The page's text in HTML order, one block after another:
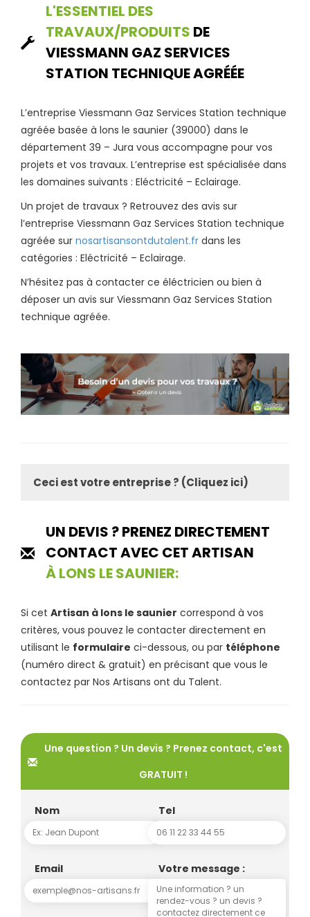
L'ESSENTIEL DES
TRAVAUX/PRODUITS DE
VIESSMANN GAZ SERVICES
STATION TECHNIQUE AGRÉÉE
L’entreprise Viessmann Gaz Services Station technique
agréée basée à lons le saunier (39000) dans le
département 39 – Jura vous accompagne pour vos
projets et vos travaux. L’entreprise est spécialisée dans
les domaines suivants : Eléctricité – Eclairage.
Un projet de travaux ? Retrouvez des avis sur
l’entreprise Viessmann Gaz Services Station technique
agréée sur nosartisansontdutalent.fr dans les
catégories : Eléctricité – Eclairage.
N’hésitez pas à contacter ce éléctricien ou bien à
déposer un avis sur Viessmann Gaz Services Station
technique agréée.
Ceci est votre entreprise ? (Cliquez ici)
UN DEVIS ? PRENEZ DIRECTEMENT
CONTACT AVEC CET ARTISAN
À LONS LE SAUNIER:
Si cet Artisan à lons le saunier correspond à vos
critères, vous pouvez le contacter directement en
utilisant le formulaire ci-dessous, ou par téléphone
(numéro direct & gratuit) en précisant que vous le
contactez par Nos Artisans ont du Talent.
Une question ? Un devis ? Prenez contact, c'est
GRATUIT !
Nom Tel
Email Votre message :